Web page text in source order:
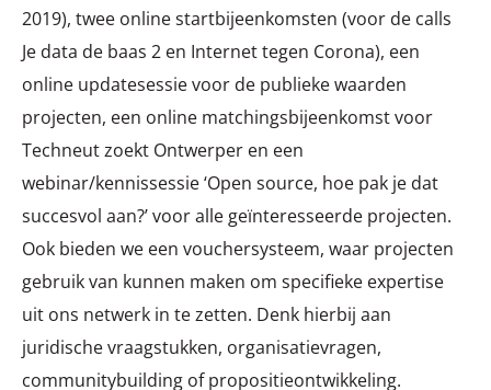
2019), twee online startbijeenkomsten (voor de calls
Je data de baas 2 en Internet tegen Corona), een
online updatesessie voor de publieke waarden
projecten, een online matchingsbijeenkomst voor
Techneut zoekt Ontwerper en een
webinar/kennissessie ‘Open source, hoe pak je dat
succesvol aan?’ voor alle geïnteresseerde projecten.
Ook bieden we een vouchersysteem, waar projecten
gebruik van kunnen maken om specifieke expertise
uit ons netwerk in te zetten. Denk hierbij aan
juridische vraagstukken, organisatievragen,
communitybuilding of propositieontwikkeling.